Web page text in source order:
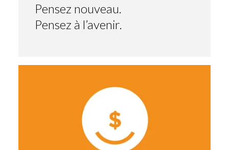
Pensez nouveau.
Pensez à l’avenir.